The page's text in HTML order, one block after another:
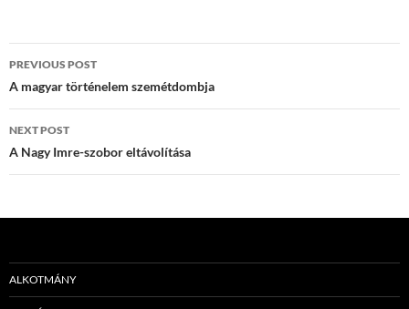
Post
navigation
PREVIOUS POST
A magyar történelem szemétdombja
NEXT POST
A Nagy Imre-szobor eltávolítása
ALKOTMÁNY